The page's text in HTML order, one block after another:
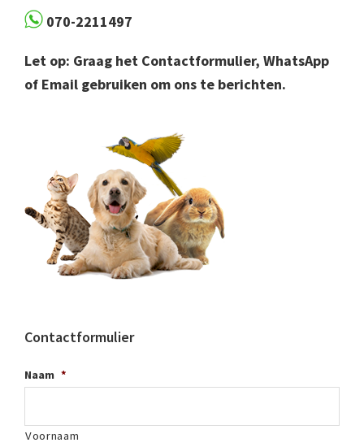
070-2211497
Let op: Graag het Contactformulier, WhatsApp
of Email gebruiken om ons te berichten.
Contactformulier
Naam *
Voornaam